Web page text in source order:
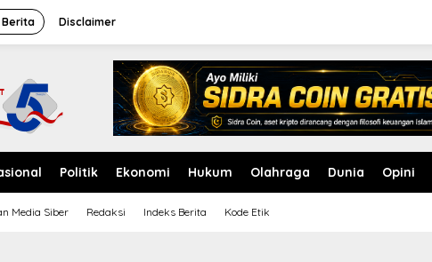
Berita Disclaimer
Politik Ekonomi Hukum Olahraga Dunia Opini
Media Siber Redaksi Indeks Berita Kode Etik